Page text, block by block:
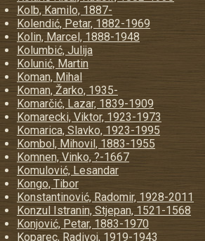
Kolb, Kamilo, 1887-
Kolendić, Petar, 1882-1969
Kolin, Marcel, 1888-1948
Kolumbić, Julija
Kolunić, Martin
Koman, Mihal
Koman, Žarko, 1935-
Komarčić, Lazar, 1839-1909
Komarecki, Viktor, 1923-1973
Komarica, Slavko, 1923-1995
Kombol, Mihovil, 1883-1955
Komnen, Vinko, ?-1667
Komulović, Lesandar
Kongo, Tibor
Konstantinović, Radomir, 1928-2011
Konzul Istranin, Stjepan, 1521-1568
Konjović, Petar, 1883-1970
Koparec, Radivoj, 1919-1943